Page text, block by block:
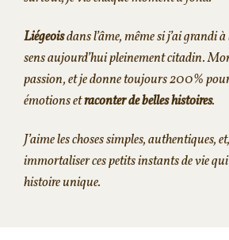
Liégeoisdans l’âme, même si j’ai grandi
sens aujourd’hui pleinement citadin.
passion, et je donne toujours 200%
émotions etraconter de belles histoires.
J’aime les choses simples, authentiques,
immortaliser ces petits instants de vie
histoire unique.